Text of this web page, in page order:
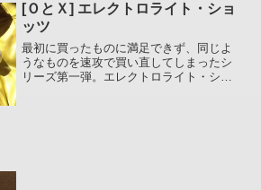
[ＯとＸ] エレクトロライト・ショ
ッツ
最初に買ったものに満足できず、同じよ
うなものを速攻で買い直してしまったシ
リーズ第一弾。エレクトロライト・ショ